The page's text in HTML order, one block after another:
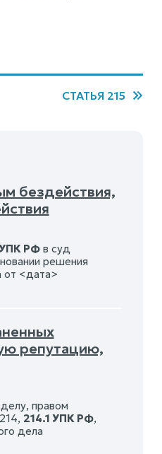
СТАТЬЯ 215
бездействия,
УПК РФв суд
решения
от <дата>
репутацию,
правом
214.1 УПК РФ,
дела